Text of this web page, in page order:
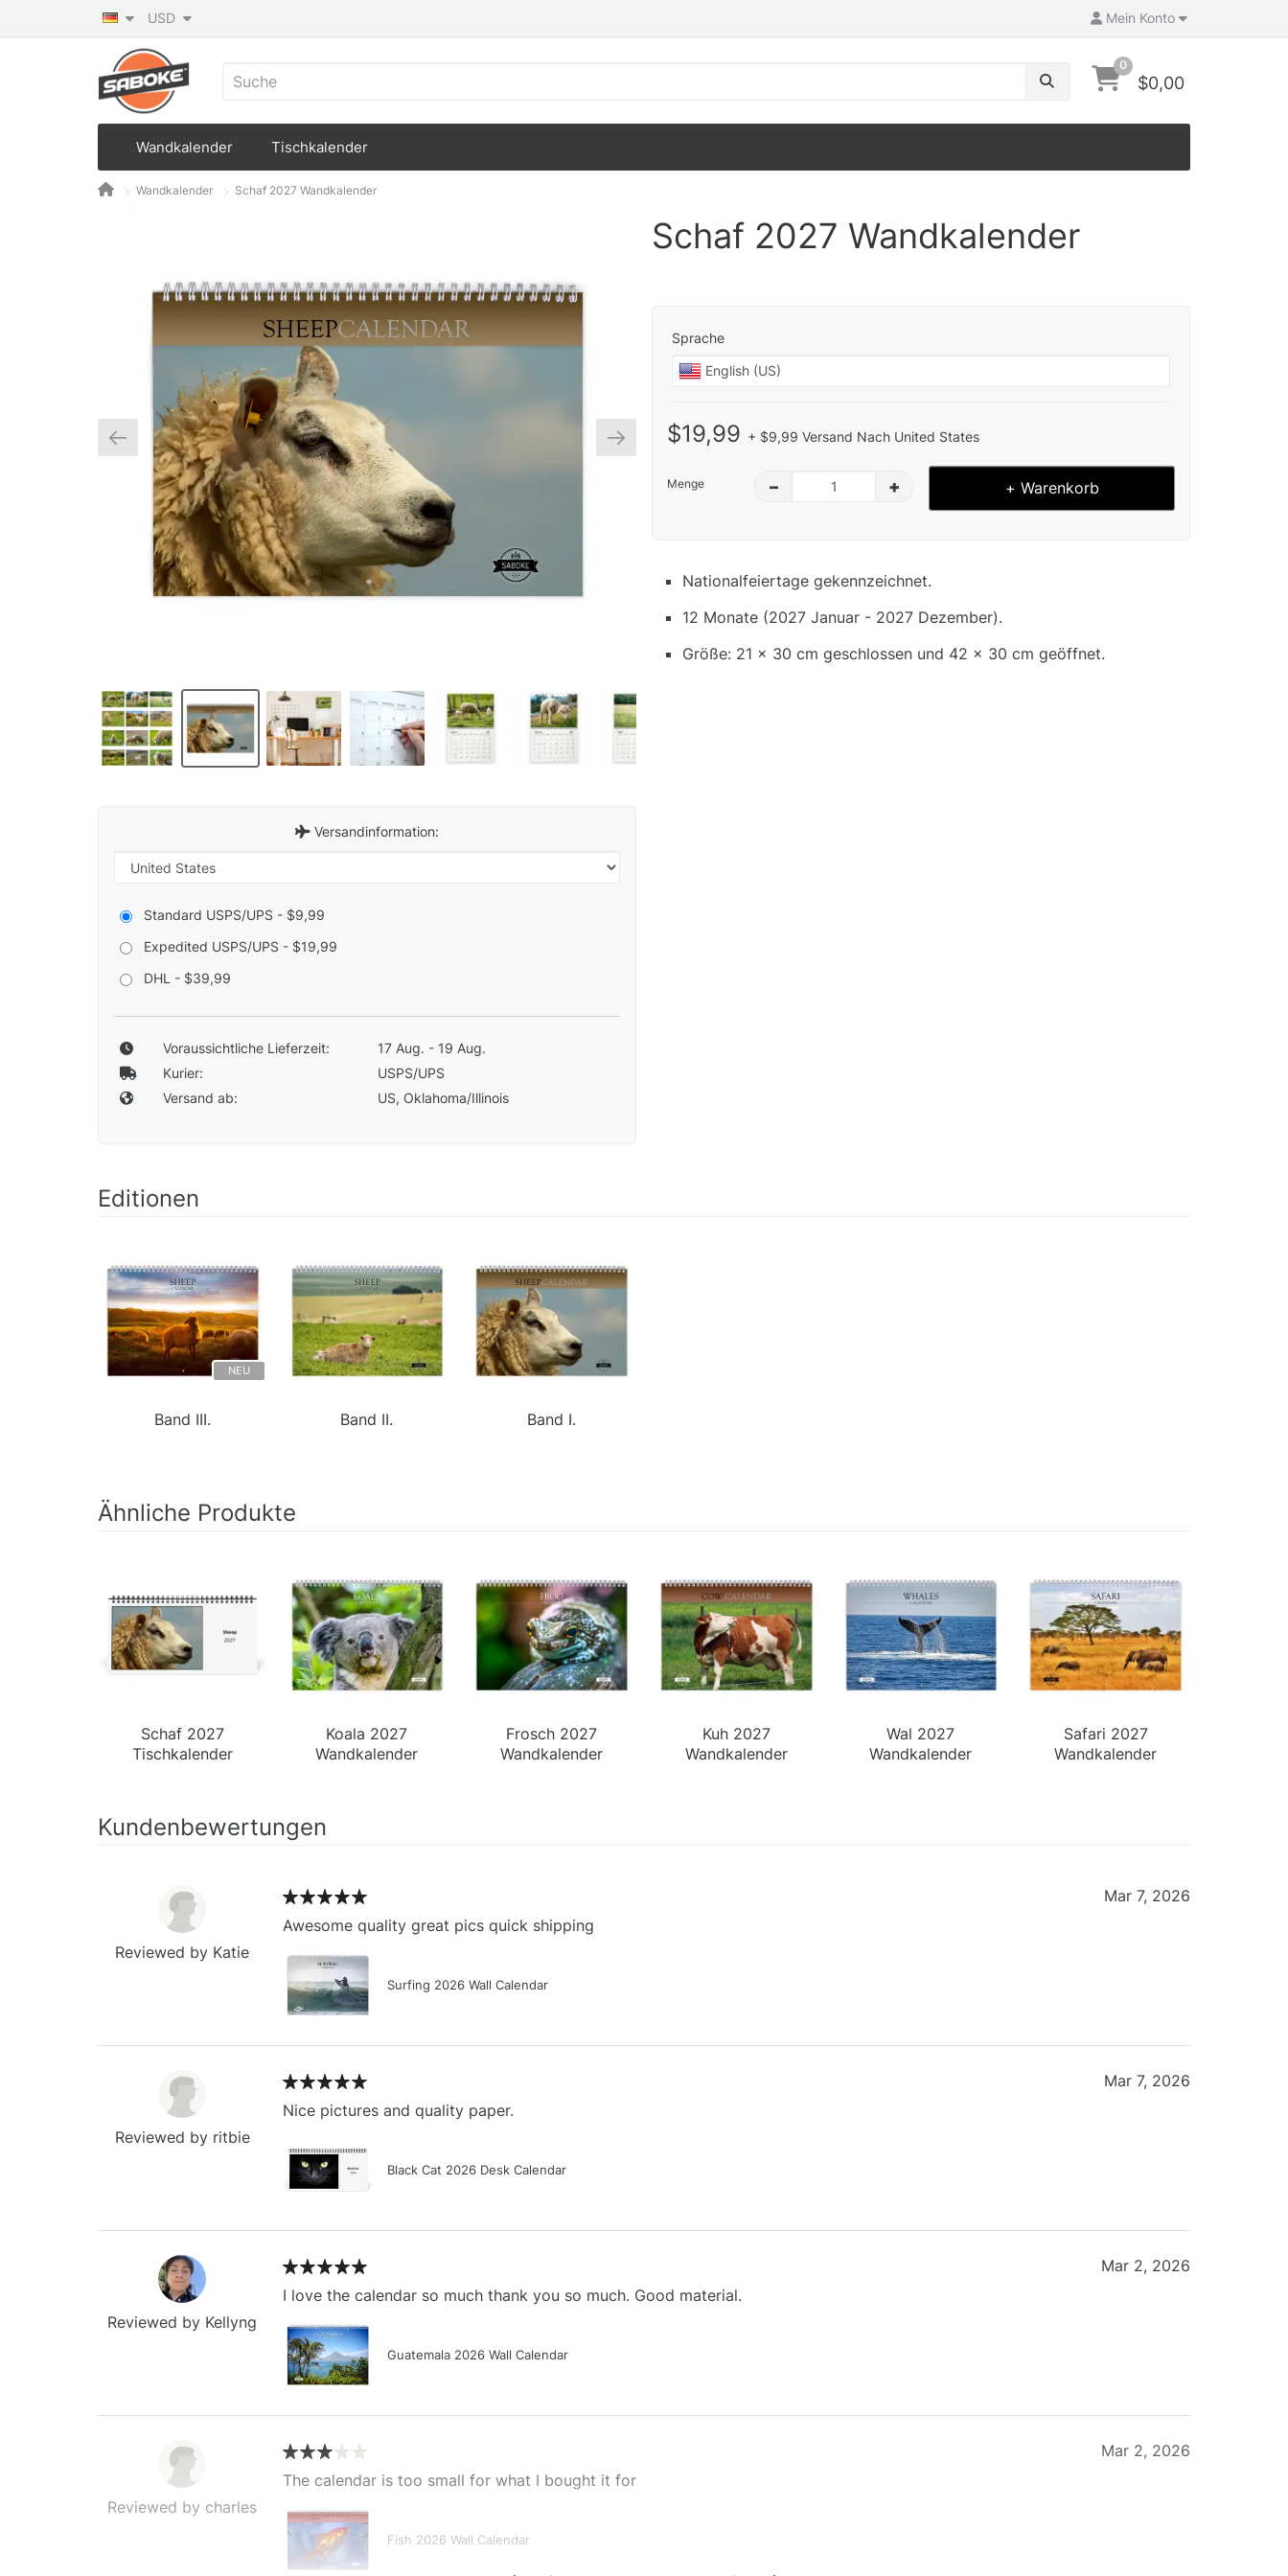
Mein Konto
USD
0
$0,00
Wandkalender Tischkalender
Wandkalender Schaf 2027 Wandkalender
Versandinformation:
Standard USPS/UPS - $9,99
Expedited USPS/UPS - $19,99
DHL - $39,99
Voraussichtliche Lieferzeit:
17 Aug. - 19 Aug.
Kurier:
USPS/UPS
Versand ab:
US, Oklahoma/Illinois
Schaf 2027 Wandkalender
Sprache
$19,99 + $9,99 Versand Nach United States
Menge – + + Warenkorb
Nationalfeiertage gekennzeichnet.
12 Monate (2027 Januar - 2027 Dezember).
Größe: 21 x 30 cm geschlossen und 42 x 30 cm geöffnet.
Editionen
NEU
Band III. Band II. Band I.
Ähnliche Produkte
Schaf 2027
Tischkalender
Koala 2027
Wandkalender
Frosch 2027
Wandkalender
Kuh 2027
Wandkalender
Wal 2027
Wandkalender
Safari 2027
Wandkalender
Kundenbewertungen
Reviewed by Katie
Awesome quality great pics quick shipping
Surfing 2026 Wall Calendar
Mar 7, 2026
Reviewed by ritbie
Nice pictures and quality paper.
Black Cat 2026 Desk Calendar
Mar 7, 2026
Reviewed by Kellyng
I love the calendar so much thank you so much. Good material.
Guatemala 2026 Wall Calendar
Mar 2, 2026
Reviewed by charles
The calendar is too small for what I bought it for
Fish 2026 Wall Calendar
Mar 2, 2026